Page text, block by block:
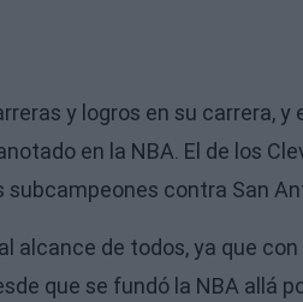
y logros en su carrera,
en la NBA. El de los
contra San
alcance de todos, ya que con
que se fundó la NBA allá